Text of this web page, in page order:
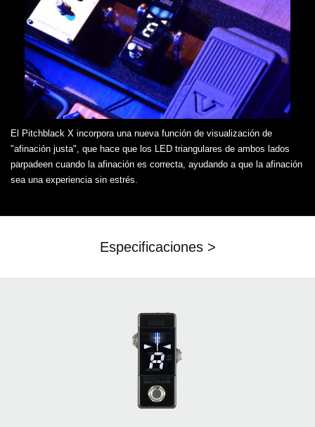
El Pitchblack X incorpora una nueva función de visualización de
"afinación justa", que hace que los LED triangulares de ambos lados
parpadeen cuando la afinación es correcta, ayudando a que la afinación
sea una experiencia sin estrés.
Especificaciones >